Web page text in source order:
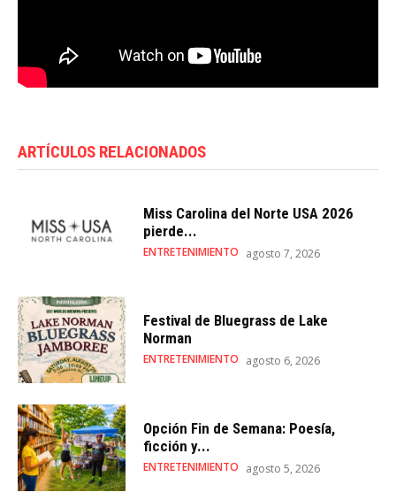
ARTÍCULOS RELACIONADOS
Miss Carolina del Norte USA 2026
pierde...
ENTRETENIMIENTO agosto 7, 2026
Festival de Bluegrass de Lake
Norman
ENTRETENIMIENTO agosto 6, 2026
Opción Fin de Semana: Poesía,
ficción y...
ENTRETENIMIENTO agosto 5, 2026